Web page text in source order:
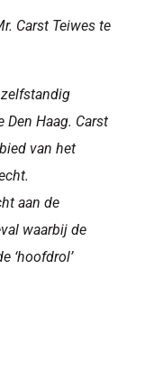
Carst Teiwes te
Den Haag. Carst
van het
aan de
waarbij de
‘hoofdrol’